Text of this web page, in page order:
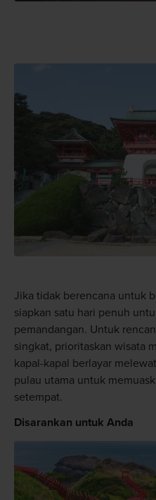
Jika tidak berencana untuk
siapkan satu hari penuh
pemandangan. Untuk
singkat, prioritaskan wisata
kapal-kapal berlayar
pulau utama untuk
setempat.
Disarankan untuk Anda